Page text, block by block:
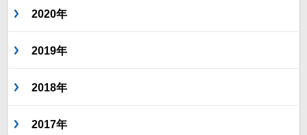
2020年
2019年
2018年
2017年